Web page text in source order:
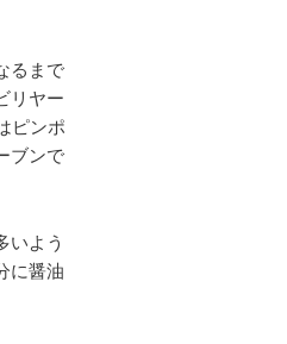
るまで
リヤー
ピンポ
ブンで
いよう
に醤油